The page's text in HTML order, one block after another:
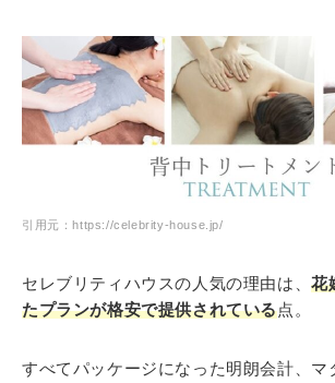
引用元：https://celebrity-house.jp/
セレブリティハウスの人気の理由は、花
たプランが格安で提供されている点。
すべてパッケージになった明朗会計、マ